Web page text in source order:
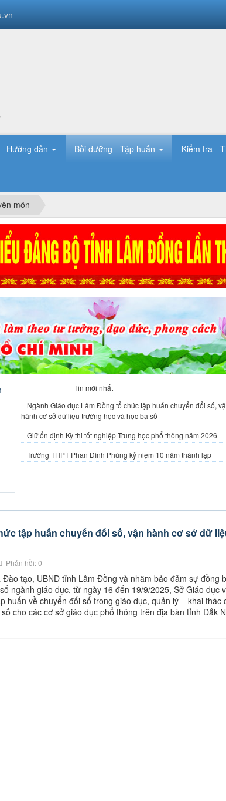
Hướng dẫn Bồi dưỡng - Tập huấn Kiểm tra -
môn
Tin mới nhất
Ngành Giáo dục Lâm Đồng tổ chức tập huấn chuyển đổi số,
hành cơ sở dữ liệu trường học và học bạ số
Giữ ổn định Kỳ thi tốt nghiệp Trung học phổ thông năm 2026
Trường THPT Phan Đình Phùng kỷ niệm 10 năm thành lập
tập huấn chuyển đổi số, vận hành cơ sở dữ
Phản hồi: 0
tạo, UBND tỉnh Lâm Đồng và nhằm bảo đảm sự đồng
ngành giáo dục, từ ngày 16 đến 19/9/2025, Sở Giáo dục
huấn về chuyển đổi số trong giáo dục, quản lý – khai thác
cho các cơ sở giáo dục phổ thông trên địa bàn tỉnh Đắk